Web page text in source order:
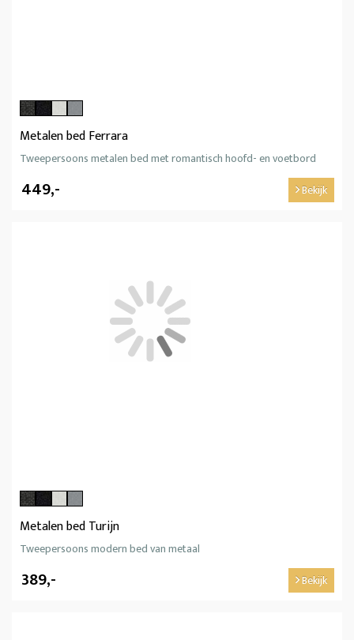
Metalen bed Ferrara
Tweepersoons metalen bed met romantisch hoofd- en voetbord
449,- Bekijk
Metalen bed Turijn
Tweepersoons modern bed van metaal
389,- Bekijk